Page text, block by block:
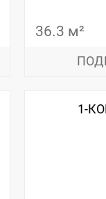
36.3 м²
1-